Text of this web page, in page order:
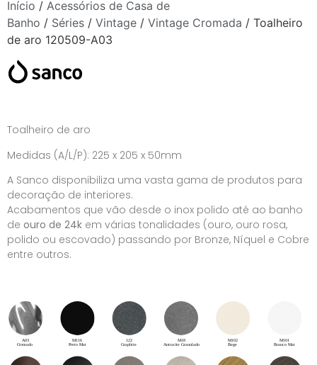
Início / Acessórios de Casa de
Banho / Séries / Vintage / Vintage Cromada / Toalheiro
de aro 120509-A03
Toalheiro de aro
Medidas (A/L/P): 225 x 205 x 50mm
A Sanco disponibiliza uma vasta gama de produtos para
decoração de interiores.
Acabamentos que vão desde o inox polido até ao banho
de ouro de 24k em várias tonalidades (ouro, ouro rosa,
polido ou escovado) passando por Bronze, Níquel e Cobre
entre outros.